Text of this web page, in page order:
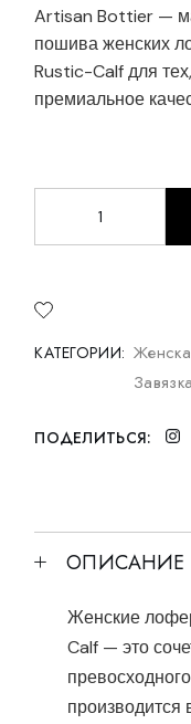
Artisan Bottier —
пошива женских
Rustic-Calf для
премиальное
Женские
КАТЕГОРИИ:
ПОДЕЛИТЬСЯ:
ОПИСАНИЕ
Женские
Calf — это
производится